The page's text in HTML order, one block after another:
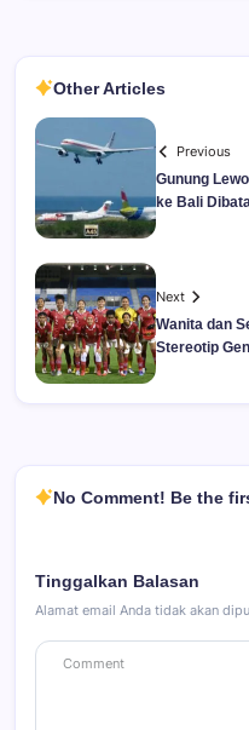
Other Articles
Previous
Gunung
ke Bali
Next
Wanita dan
Stereotip
No Comment! Be the
Tinggalkan Balasan
Alamat email Anda tidak akan